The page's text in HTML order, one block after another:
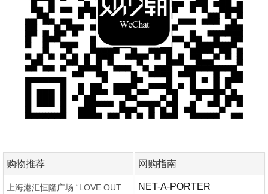
购物推荐
上海港汇恒隆广场 “LOVE OUT
网购指南
NET-A-PORTER